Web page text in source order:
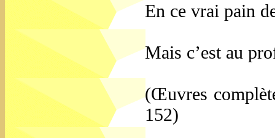
En ce vrai pain
Mais c’est au
(Œuvres
152)